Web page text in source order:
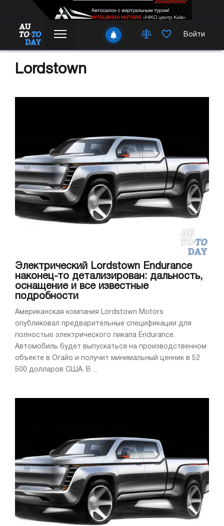
Войти
Lordstown
Электрический Lordstown Endurance
наконец-то детализирован: дальность,
оснащение и все известные
подробности
Американская компания Lordstown Motors
опубликовал предварительные спецификации для
полностью электрического пикапа Endurance.
Автомобиль будет выпускаться на производственном
объекте в Огайо и получит минимальный ценник в 52
500 долларов США. В ...